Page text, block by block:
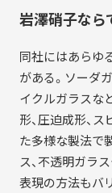
岩澤硝子なら
同社にはあらゆ
がある。ソーダ
イクルガラスな
形、圧迫成形、
た多様な製法で
ス、不透明ガラ
表現の方法もバ